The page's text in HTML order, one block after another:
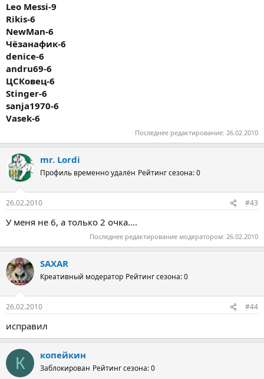
Leo Messi-9
Rikis-6
NewMan-6
Чёзанафик-6
denice-6
andru69-6
ЦСКовец-6
Stinger-6
sanja1970-6
Vasek-6
Последнее редактирование: 26.02.2010
mr. Lordi
Профиль временно удалён Рейтинг сезона: 0
26.02.2010 #43
У меня не 6, а только 2 очка....
Последнее редактирование модератором: 26.02.2010
SAXAR
Креативный модератор Рейтинг сезона: 0
26.02.2010 #44
исправил
К копейкин
Заблокирован Рейтинг сезона: 0